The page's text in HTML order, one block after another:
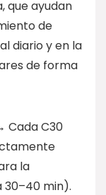
que ayudan
de
diario y en la
de forma
Cada C30
la
min).